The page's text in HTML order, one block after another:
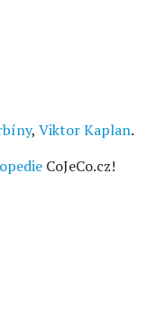
, Viktor Kaplan.
CoJeCo.cz!